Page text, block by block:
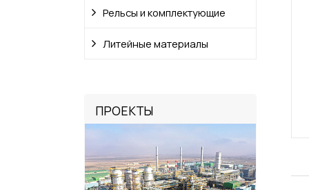
Рельсы и комплектующие
Литейные материалы
ПРОЕКТЫ